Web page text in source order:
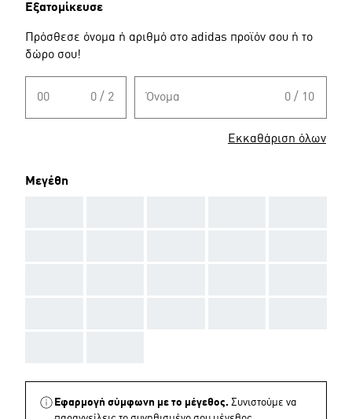
Εξατομίκευσε
Πρόσθεσε όνομα ή αριθμό στο adidas προϊόν σου ή το
δώρο σου!
00 0 / 2 Όνομα 0 / 10
Εκκαθάριση όλων
Μεγέθη
Εφαρμογή σύμφωνη με το μέγεθος. Συνιστούμε να